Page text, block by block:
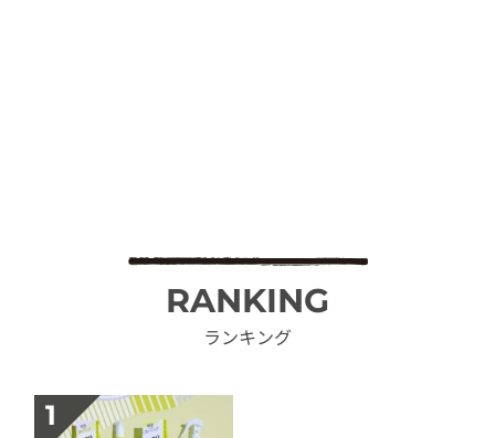
RANKING
ランキング